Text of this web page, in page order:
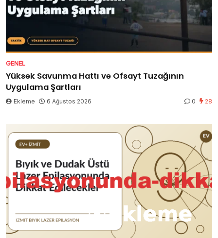
GENEL
Yüksek Savunma Hattı ve Ofsayt Tuzağının
Uygulama Şartları
Ekleme 6 Ağustos 2026 0 28